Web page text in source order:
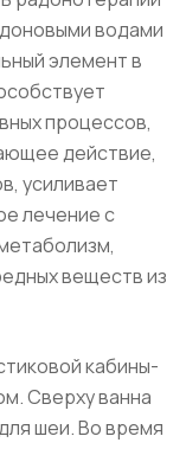
водами
элемент в
процессов,
действие,
усиливает
лечение с
веществ из
кабины-
Сверху ванна
шеи. Во время